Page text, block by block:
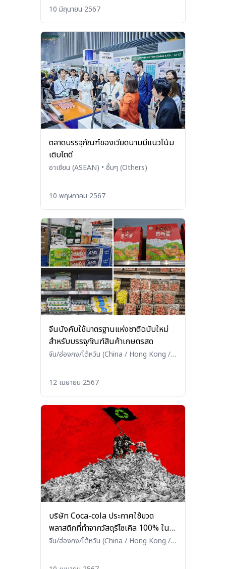
10 มิถุนายน 2567
ตลาดบรรจุภัณฑ์ของเวียดนามมีแนวโน้ม
เติบโตดี
อาเซียน (ASEAN) • อื่นๆ (Others)
10 พฤษภาคม 2567
จีนบังคับใช้มาตรฐานแห่งชาติฉบับใหม่
สำหรับบรรจุภัณฑ์สินค้าเกษตรสด
จีน/ฮ่องกง/ไต้หวัน (China / Hong Kong /
12 เมษายน 2567
บริษัท Coca-cola ประกาศใช้ขวด
พลาสติกที่ทำจากวัสดุรีไซเคิล 100% ใน
ฮ่องกงสอดรับนโยบายรัฐบาลฮ่องกงที่
จีน/ฮ่องกง/ไต้หวัน (China / Hong Kong /